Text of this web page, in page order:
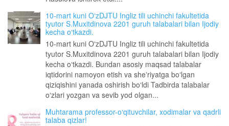
10-mart kuni OʻzDJTU Ingliz tili uchinchi fakultetida
tyutor S.Muxitdinova 2201 guruh talabalari bilan Ijodiy
kecha oʻtkazdi.
10-mart kuni OʻzDJTU Ingliz tili uchinchi fakultetida
tyutor S.Muxitdinova 2201 guruh talabalari bilan Ijodiy
kecha oʻtkazdi. Bundan asosiy maqsad talabalar
iqtidorini namoyon etish va sheʼriyatga boʻlgan
qiziqishini yanada oshirish boʻldi Tadbirda talabalar
oʻzlari yozgan va sevib yod olgan...
Muhtarama professor-o‘qituvchilar, xodimalar va qadrli
talaba qizlar!